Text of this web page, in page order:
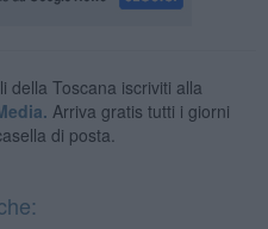
della Toscana iscriviti alla
Arriva gratis tutti i giorni
di posta.